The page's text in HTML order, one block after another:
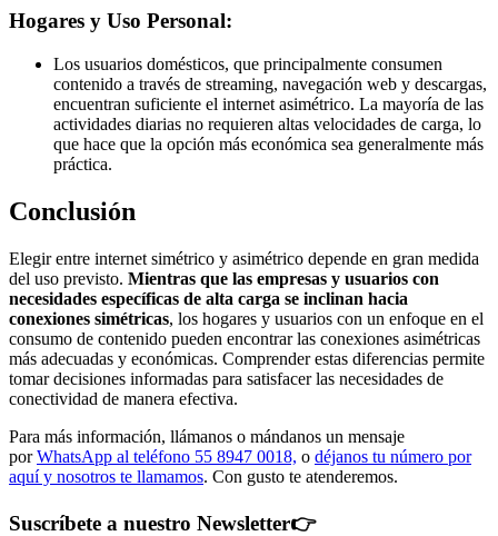
Hogares y Uso Personal:
Los usuarios domésticos, que principalmente consumen
contenido a través de streaming, navegación web y descargas,
encuentran suficiente el internet asimétrico. La mayoría de las
actividades diarias no requieren altas velocidades de carga, lo
que hace que la opción más económica sea generalmente más
práctica.
Conclusión
Elegir entre internet simétrico y asimétrico depende en gran medida
del uso previsto. Mientras que las empresas y usuarios con
necesidades específicas de alta carga se inclinan hacia
conexiones simétricas, los hogares y usuarios con un enfoque en el
consumo de contenido pueden encontrar las conexiones asimétricas
más adecuadas y económicas. Comprender estas diferencias permite
tomar decisiones informadas para satisfacer las necesidades de
conectividad de manera efectiva.
Para más información, llámanos o mándanos un mensaje
porWhatsApp al teléfono 55 8947 0018, o déjanos tu número por
aquí y nosotros te llamamos. Con gusto te atenderemos.
Suscríbete a nuestro Newsletter👉